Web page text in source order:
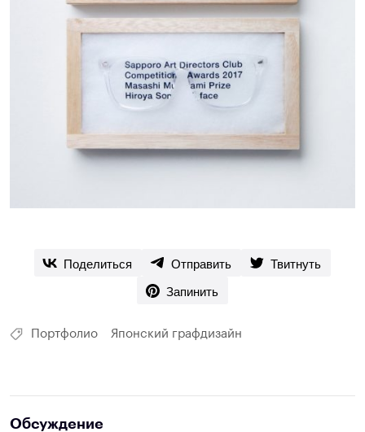
Поделиться Отправить
Твитнуть
Запинить
Портфолио Японский графдизайн
Обсуждение